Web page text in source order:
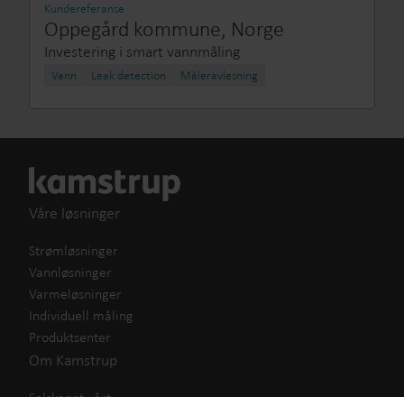
Kundereferanse
Oppegård kommune, Norge
Investering i smart vannmåling
Vann Leak detection Måleravlesning
Våre løsninger
Strømløsninger
Vannløsninger
Varmeløsninger
Individuell måling
Produktsenter
Om Kamstrup